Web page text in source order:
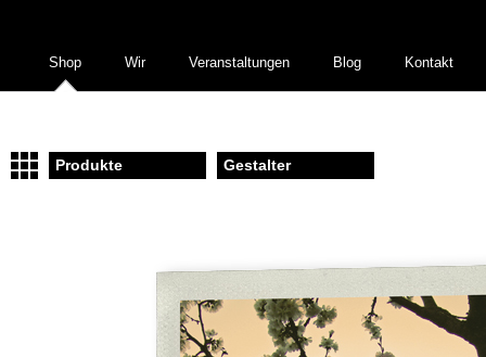
Shop Wir Veranstaltungen Blog Kontakt
Produkte Gestalter